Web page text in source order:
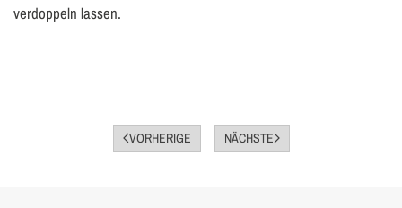
verdoppeln lassen.
VORHERIGE NÄCHSTE